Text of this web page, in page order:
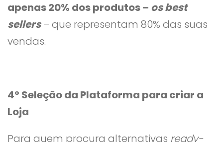
apenas 20% dos produtos – os best
sellers– que representam 80% das suas
vendas.
4º Seleção da Plataforma para criar a
Loja
Para quem procura alternativas ready-